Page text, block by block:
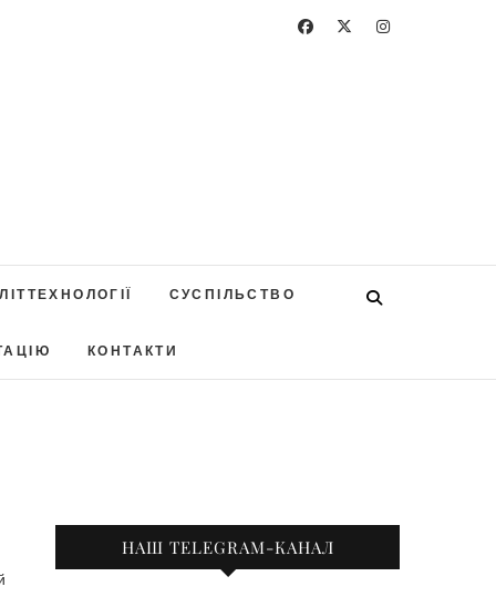
СУСПІЛЬСТВО
КОНТАКТИ
НАШ TELEGRAM-КАНАЛ